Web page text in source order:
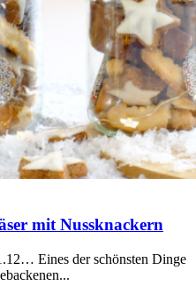
mit Nussknackern
Eines der schönsten Dinge